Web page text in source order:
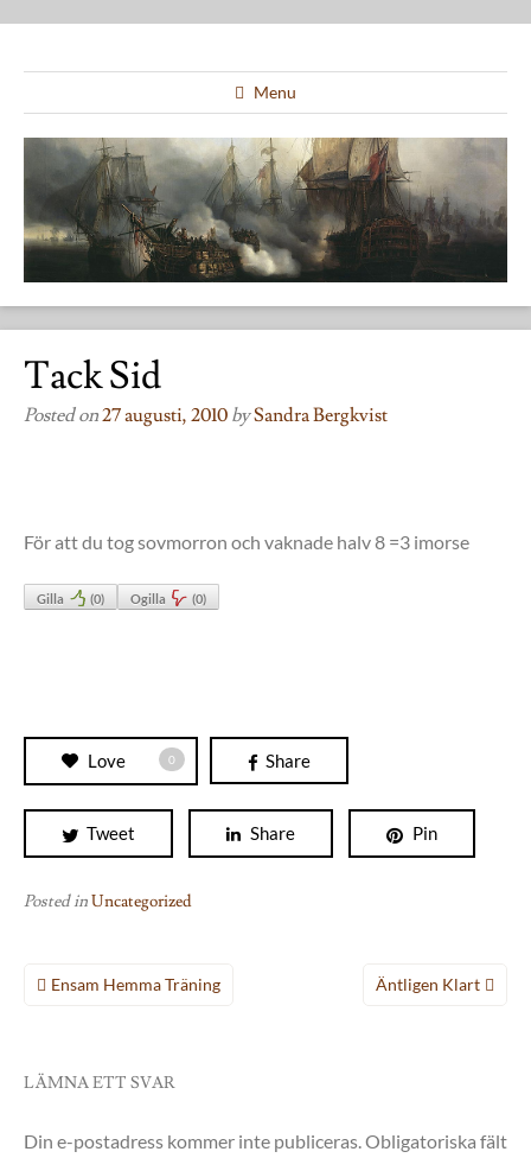
Menu
Tack Sid
Posted on27 augusti, 2010 bySandra Bergkvist
För att du tog sovmorron och vaknade halv 8 =3 imorse
Gilla (0) Ogilla (0)
Love 0 Share
Tweet Share Pin
Posted inUncategorized
Inläggsnavigering
Ensam Hemma Träning Äntligen Klart
LÄMNA ETT SVAR
Din e-postadress kommer inte publiceras. Obligatoriska fält